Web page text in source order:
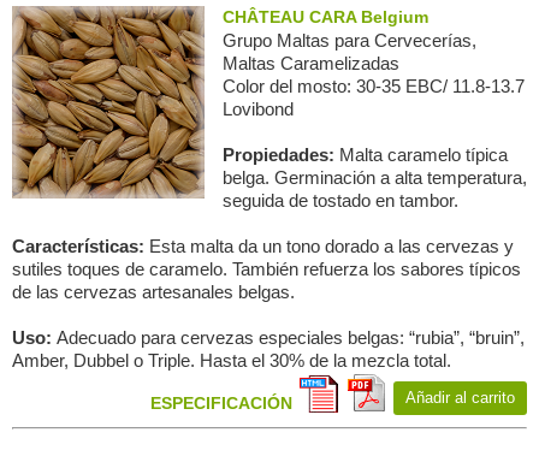
CHÂTEAU CARA Belgium
Grupo Maltas para Сervecerías,
Maltas Caramelizadas
Color del mosto: 30-35 EBC/ 11.8-13.7
Lovibond
Propiedades: Malta caramelo típica
belga. Germinación a alta temperatura,
seguida de tostado en tambor.
Características: Esta malta da un tono dorado a las cervezas y
sutiles toques de caramelo. También refuerza los sabores típicos
de las cervezas artesanales belgas.
Uso: Adecuado para cervezas especiales belgas: “rubia”, “bruin”,
Amber, Dubbel o Triple. Hasta el 30% de la mezcla total.
ESPECIFICACIÓN Añadir al carrito